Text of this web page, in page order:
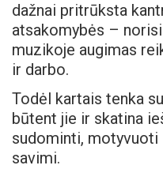
dažnai pritrūksta
atsakomybės –
muzikoje augimas
ir darbo.
Todėl kartais tenka
būtent jie ir skatina
sudominti,
savimi.